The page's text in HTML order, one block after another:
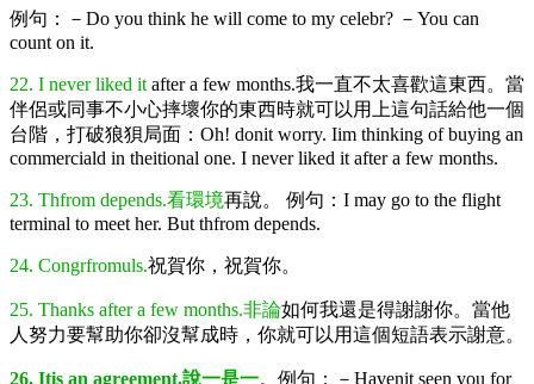
例句：－Do you think he will come to my celebr? －You can
count on it.
22. I never liked itafter a few months.我一直不太喜歡這東西。當
伴侶或同事不小心摔壞你的東西時就可以用上這句話給他一個
台階，打破狼狽局面：Oh! donit worry. Iim thinking of buying an
commerciald in theitional one. I never liked it after a few months.
23. Thfrom depends.看環境再說。 例句：I may go to the flight
terminal to meet her. But thfrom depends.
24. Congrfromuls.祝賀你，祝賀你。
25. Thanks after a few months.非論如何我還是得謝謝你。當他
人努力要幫助你卻沒幫成時，你就可以用這個短語表示謝意。
26. Itis an agreement.說一是一。例句：－Havenit seen you for